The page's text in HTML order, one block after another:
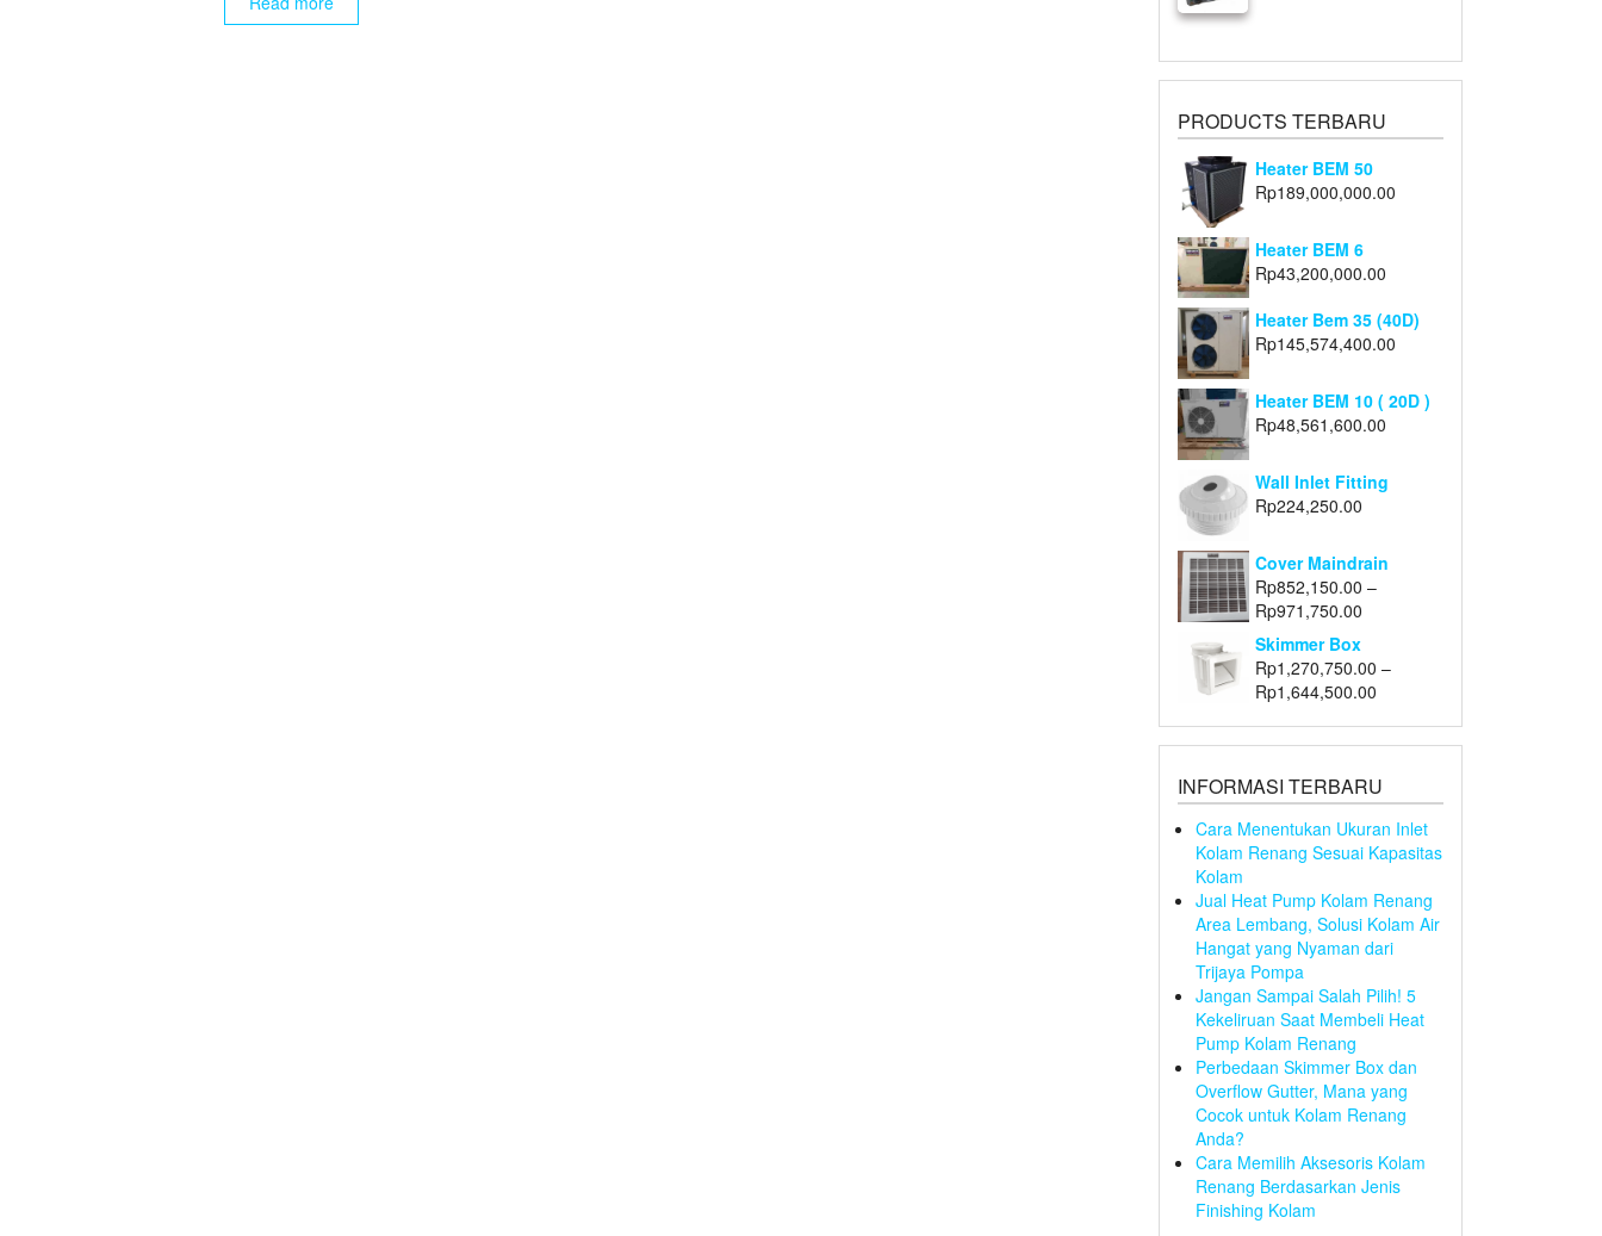
PRODUCTS TERBARU
Heater BEM 50
Rp189,000,000.00
Heater BEM 6
Rp43,200,000.00
Heater Bem 35 (40D)
Rp145,574,400.00
Heater BEM 10 ( 20D )
Rp48,561,600.00
Wall Inlet Fitting
Rp224,250.00
Cover Maindrain
Rp852,150.00 –
Rp971,750.00
Skimmer Box
Rp1,270,750.00 –
Rp1,644,500.00
INFORMASI TERBARU
Cara Menentukan Ukuran Inlet
Kolam Renang Sesuai Kapasitas
Kolam
Jual Heat Pump Kolam Renang
Area Lembang, Solusi Kolam Air
Hangat yang Nyaman dari
Trijaya Pompa
Jangan Sampai Salah Pilih! 5
Kekeliruan Saat Membeli Heat
Pump Kolam Renang
Perbedaan Skimmer Box dan
Overflow Gutter, Mana yang
Cocok untuk Kolam Renang
Anda?
Cara Memilih Aksesoris Kolam
Renang Berdasarkan Jenis
Finishing Kolam